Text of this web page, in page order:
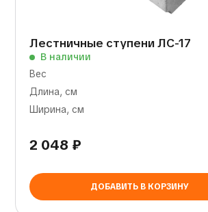
Лестничные ступени ЛС-17
В наличии
Вес
Длина, см
Ширина, см
2 048 ₽
ДОБАВИТЬ В КОРЗИНУ